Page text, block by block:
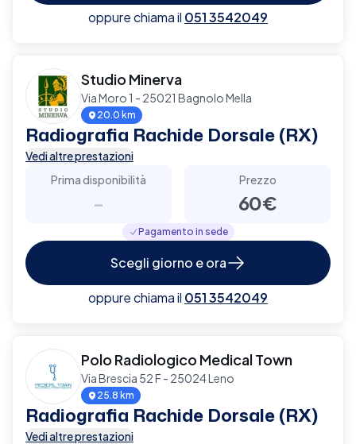
oppure chiama il 051 3542049
Studio Minerva
Via Moro 1 - 25021 Bagnolo Mella
20.0 km
Radiografia Rachide Dorsale (RX)
Vedi altre prestazioni
Prima disponibilità
-
Prezzo
60€
Pagamento in sede
Scegli giorno e ora
oppure chiama il 051 3542049
Polo Radiologico Medical Town
Via Brescia 52 F - 25024 Leno
25.8 km
Radiografia Rachide Dorsale (RX)
Vedi altre prestazioni